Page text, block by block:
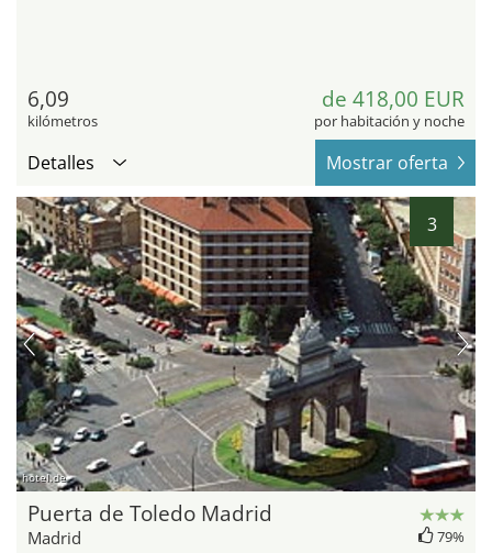
6,09
kilómetros
de 418,00 EUR
por habitación y noche
Detalles Mostrar oferta
3
hotel.de
Puerta de Toledo Madrid
Madrid 79%